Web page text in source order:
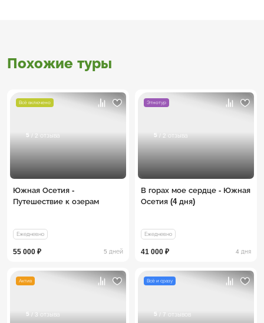
Похожие туры
Всё включено
5 / 2 отзыва
Южная Осетия -
Путешествие к озерам
Ежедневно
55 000 ₽ 5 дней
Этнотур
5 / 2 отзыва
В горах мое сердце - Южная
Осетия (4 дня)
Ежедневно
41 000 ₽ 4 дня
Актив
5 / 3 отзыва
Всё и сразу
5 / 7 отзывов